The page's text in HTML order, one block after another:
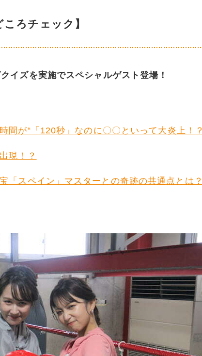
ころチェック】
イズを実施でスペシャルゲスト登場！
間が“「120秒」なのに〇〇といって大炎上！？
現！？
「スペイン」マスターとの奇跡の共通点とは？